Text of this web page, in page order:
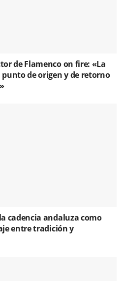
de Flamenco on fire: «La
de origen y de retorno
cadencia andaluza como
entre tradición y